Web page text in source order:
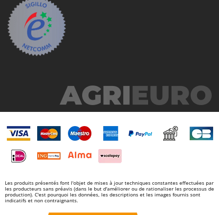
Les produits présentés font l'objet de mises à jour techniques constantes effectuées par
les producteurs sans préavis (dans le but d'améliorer ou de rationaliser les processus de
production). C'est pourquoi les données, les descriptions et les images fournis sont
indicatifs et non contraignants.